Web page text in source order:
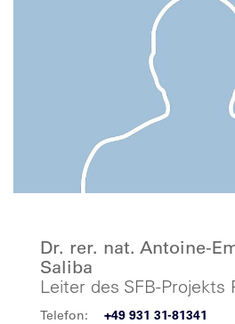
Dr. rer. nat. Antoine-
Saliba
Leiter des SFB-Projekts
Telefon:
+49 931 31-81341